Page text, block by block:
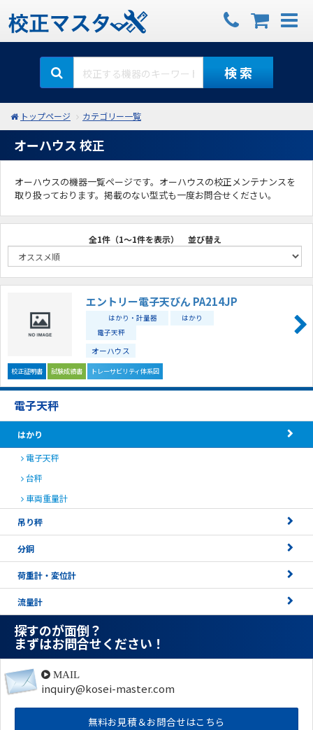
検 索
トップページ カテゴリー一覧
オーハウス 校正
オーハウスの機器一覧ページです。オーハウスの校正メンテナンスを
取り扱っております。掲載のない型式も一度お問合せください。
全1件（1～1件を表示） 並び替え
エントリー電子天びん PA214JP
はかり・計量器
はかり
電子天秤
オーハウス
校正証明書 試験成績書 トレーサビリティ体系図
電子天秤
はかり
電子天秤
台秤
車両重量計
吊り秤
分銅
荷重計・変位計
流量計
探すのが面倒？
まずはお問合せください！
MAIL
inquiry@kosei-master.com
無料お見積＆お問合せはこちら